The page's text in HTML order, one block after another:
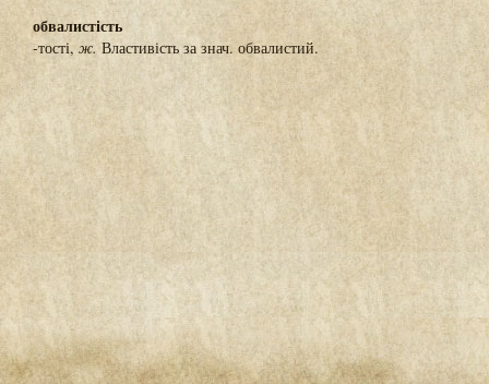
обвалистість
-тості, ж. Властивість за знач. обвалистий.